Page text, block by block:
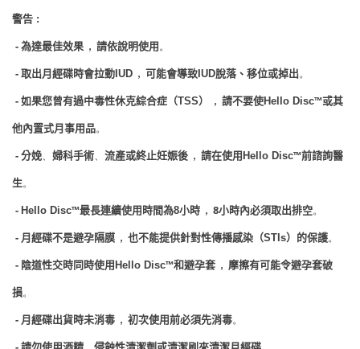
警告 :
-為達最佳效果 ， 請依說明使用。
-取出月經碟時會拉動 IUD ， 可能會導致 IUD脫落、移位或掉出。
-如果您曾有過中毒性休克綜合症（TSS） ， 請不要使Hello Disc™或其
他內置式月事用品。
-分娩、 婦科手術、 流產或終止妊娠後 ， 請在使用 Hello Disc™前諮詢醫
生。
- Hello Disc™最長連續使用時間為8小時 ， 8小時內必須取出排空。
- 月經碟不是避孕隔膜 ， 也不能提供針對性傳播感染（STIs）的保護。
- 陰道性交時同時使用 Hello Disc™和避孕套， 摩擦有可能令避孕套破
損。
- 月經碟出貨時未消毒 ， 初次使用前必須先消毒。